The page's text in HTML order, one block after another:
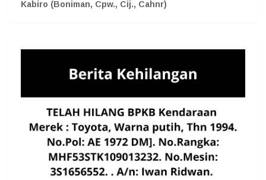
Kabiro (Boniman, Cpw., Cij., Cahnr)